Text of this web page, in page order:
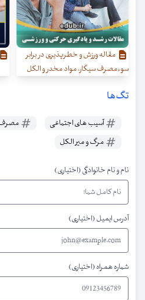
مقاله ورزش و خطرپذیری در برابر
سوءمصرف سیگار، مواد مخدر و الکل
تگ‌ها
آسیب های اجتماعی مصرف
مرگ و میر الکل
نام و نام خانوادگی (اختیاری)
آدرس ایمیل (اختیاری)
شماره همراه (اختیاری)